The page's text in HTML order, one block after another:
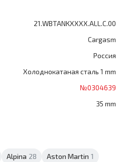
21.WBTANKXXXX.ALL.C.00
Cargasm
Россия
Холоднокатаная сталь 1 mm
№0304639
35 mm
Alpina 28 Aston Martin 1